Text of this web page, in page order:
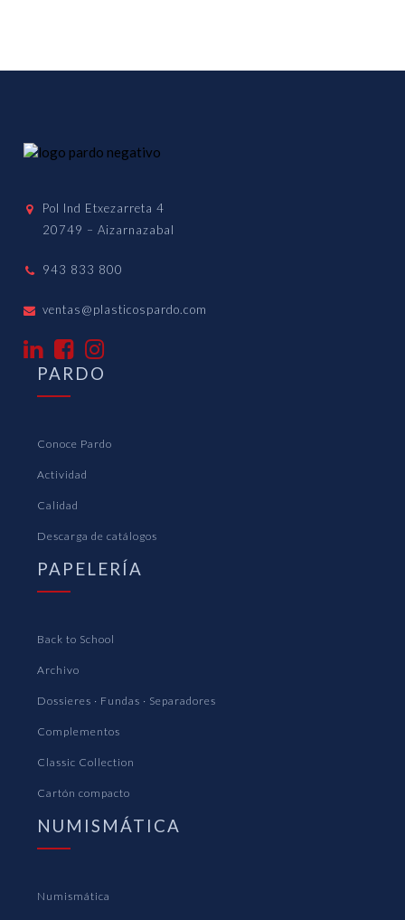
Pol Ind Etxezarreta 4
20749 – Aizarnazabal
943 833 800
ventas@plasticospardo.com
PARDO
Conoce Pardo
Actividad
Calidad
Descarga de catálogos
PAPELERÍA
Back to School
Archivo
Dossieres · Fundas · Separadores
Complementos
Classic Collection
Cartón compacto
NUMISMÁTICA
Numismática